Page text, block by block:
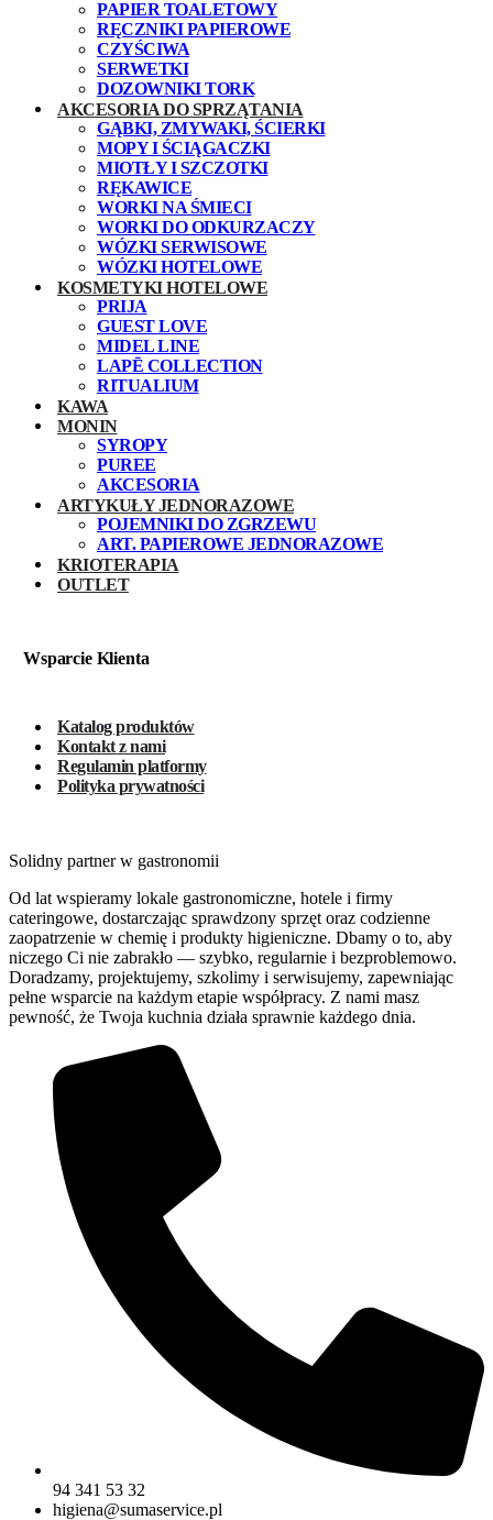
PAPIER TOALETOWY
RĘCZNIKI PAPIEROWE
CZYŚCIWA
SERWETKI
DOZOWNIKI TORK
AKCESORIA DO SPRZĄTANIA
GĄBKI, ZMYWAKI, ŚCIERKI
MOPY I ŚCIĄGACZKI
MIOTŁY I SZCZOTKI
RĘKAWICE
WORKI NA ŚMIECI
WORKI DO ODKURZACZY
WÓZKI SERWISOWE
WÓZKI HOTELOWE
KOSMETYKI HOTELOWE
PRIJA
GUEST LOVE
MIDEL LINE
LAPĒ COLLECTION
RITUALIUM
KAWA
MONIN
SYROPY
PUREE
AKCESORIA
ARTYKUŁY JEDNORAZOWE
POJEMNIKI DO ZGRZEWU
ART. PAPIEROWE JEDNORAZOWE
KRIOTERAPIA
OUTLET
Wsparcie Klienta
Katalog produktów
Kontakt z nami
Regulamin platformy
Polityka prywatności
Solidny partner w gastronomii
Od lat wspieramy lokale gastronomiczne, hotele i firmy
cateringowe, dostarczając sprawdzony sprzęt oraz codzienne
zaopatrzenie w chemię i produkty higieniczne. Dbamy o to, aby
niczego Ci nie zabrakło — szybko, regularnie i bezproblemowo.
Doradzamy, projektujemy, szkolimy i serwisujemy, zapewniając
pełne wsparcie na każdym etapie współpracy. Z nami masz
pewność, że Twoja kuchnia działa sprawnie każdego dnia.
94 341 53 32
higiena@sumaservice.pl